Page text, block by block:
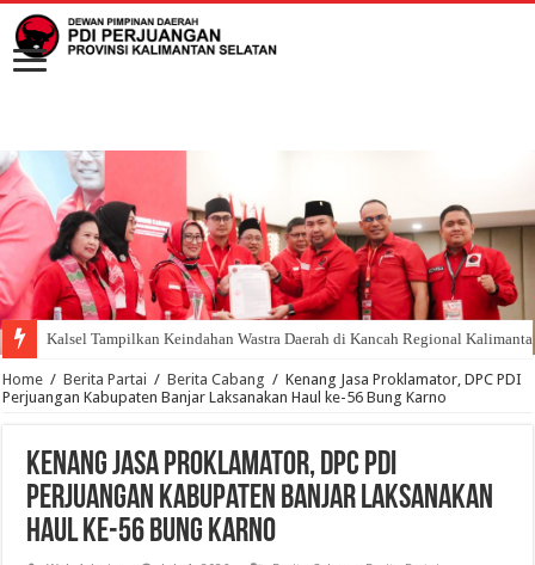
Kalsel Tampilkan Keindahan Wastra Daerah di Kancah Regional
Home / Berita Partai / Berita Cabang / Kenang Jasa Proklamator, DPC PDI
Perjuangan Kabupaten Banjar Laksanakan Haul ke-56 Bung Karno
Kenang Jasa Proklamator, DPC PDI
Perjuangan Kabupaten Banjar Laksanakan
Haul ke-56 Bung Karno